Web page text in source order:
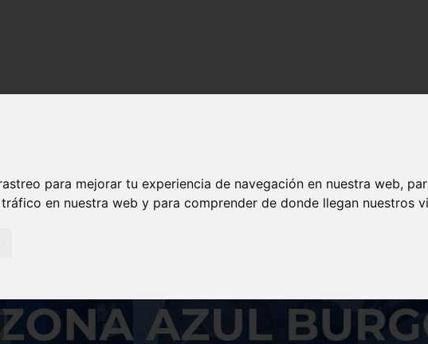
para mejorar tu experiencia de navegación en nuestra web,
en nuestra web y para comprender de donde llegan nuestros
y contenido de calidad en solojeep.es.